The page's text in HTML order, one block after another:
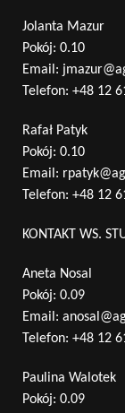
Jolanta Mazur
Pokój: 0.10
Email:
Telefon: +48 12
Rafał Patyk
Pokój: 0.10
Email:
Telefon: +48 12
KONTAKT WS.
Aneta Nosal
Pokój: 0.09
Email:
Telefon: +48 12
Paulina Walotek
Pokój: 0.09